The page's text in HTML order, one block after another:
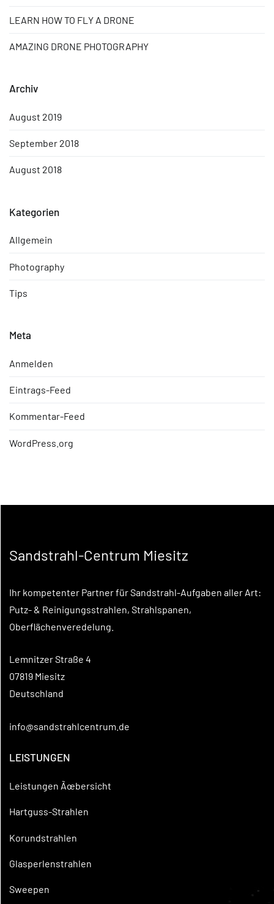
LEARN HOW TO FLY A DRONE
AMAZING DRONE PHOTOGRAPHY
Archiv
August 2019
September 2018
August 2018
Kategorien
Allgemein
Photography
Tips
Meta
Anmelden
Eintrags-Feed
Kommentar-Feed
WordPress.org
Sandstrahl-Centrum Miesitz
Ihr kompetenter Partner für Sandstrahl-Aufgaben aller Art:
Putz- & Reinigungsstrahlen, Strahlspanen,
Oberflächenveredelung.
Lemnitzer Straße 4
07819 Miesitz
Deutschland
info@sandstrahlcentrum.de
LEISTUNGEN
Leistungen Ãœbersicht
Hartguss-Strahlen
Korundstrahlen
Glasperlenstrahlen
Sweepen